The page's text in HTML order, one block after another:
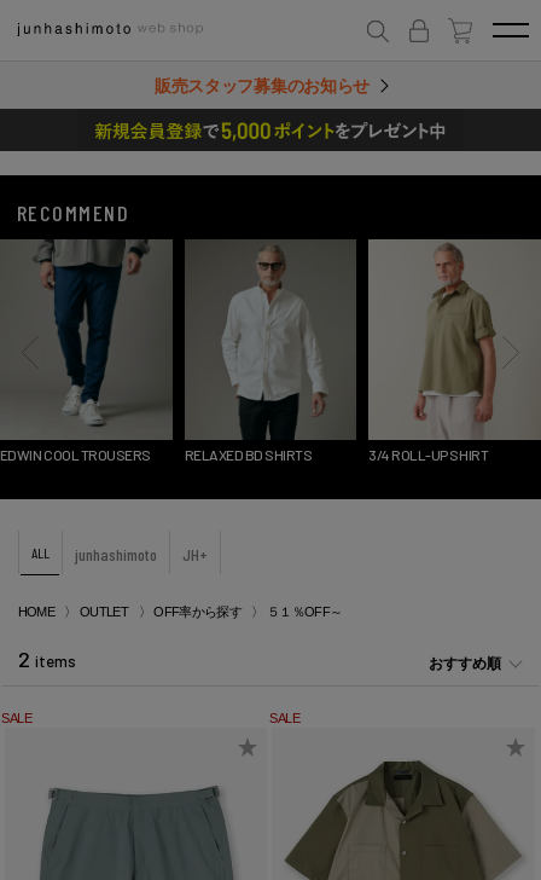
販売スタッフ募集のお知らせ
RECOMMEND
EDWIN COOL TROUSERS RELAXED BD SHIRTS 3/4 ROLL-UP SHIRT
ALL junhashimoto JH+
HOME OUTLET OFF率から探す ５１％OFF～
おすすめ順
2 items
SALE SALE